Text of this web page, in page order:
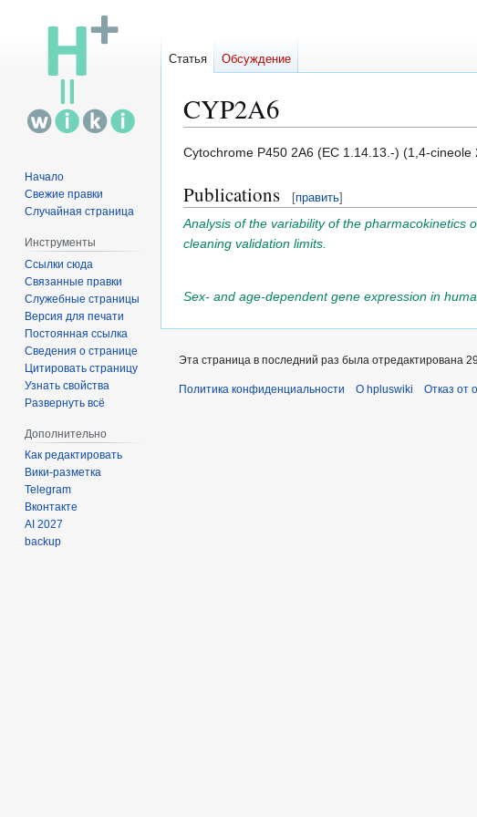
CYP2A6
Перейти
навигации
Перейти
поиску
Cytochrome P450 2A6 (EC 1.14.13.-) (1,4-
Publications [править]
Analysis of the variability of the pharmacokinetics
cleaning validation limits.
Sex- and age-dependent gene expression in
Статья Обсуждение
Начало
Свежие правки
Случайная страница
Инструменты
Ссылки сюда
Связанные правки
Служебные страницы
Версия для печати
Постоянная ссылка
Сведения о странице
Цитировать страницу
Узнать свойства
Развернуть всё
Дополнительно
Как редактировать
Вики-разметка
Telegram
Вконтакте
AI 2027
backup
Эта страница в последний раз была отредактирована
Политика конфиденциальности О hpluswiki Отказ от